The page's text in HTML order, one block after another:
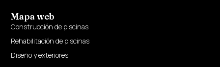
Mapa web
Construcción de piscinas
Rehabilitación de piscinas
Diseño y exteriores